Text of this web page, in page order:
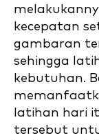
kecepatan
gambaran
sehingga
kebutuhan.
latihan hari
tersebut